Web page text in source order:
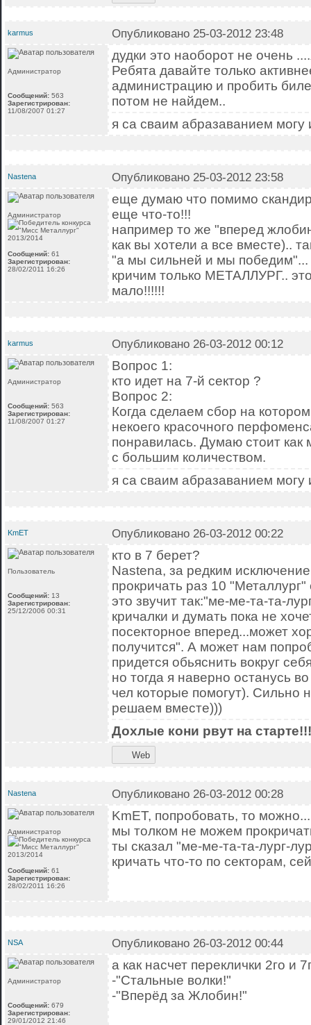
karmus Опубликовано 25-03-2012 23:48
Администратор
Сообщений: 563
Зарегистрирован:
11/08/2007 01:27
дудки это наоборот не очень
Ребята давайте только
администрацию и пробить
потом не найдем..
я са сваим абразаванием могу
Nastena Опубликовано 25-03-2012 23:58
Администратор
Сообщений: 61
Зарегистрирован:
28/02/2011 16:26
еще думаю что помимо
еще что-то!!!
например то же "вперед
как вы хотели а все вместе)..
"а мы сильней и мы
кричим только МЕТАЛЛУРГ..
мало!!!!!!
karmus Опубликовано 26-03-2012 00:12
Администратор
Сообщений: 563
Зарегистрирован:
11/08/2007 01:27
Вопрос 1:
кто идет на 7-й сектор ?
Вопрос 2:
Когда сделаем сбор на
некоего красочного
понравилась. Думаю стоит как
с большим количеством.
я са сваим абразаванием могу
KmET Опубликовано 26-03-2012 00:22
Пользователь
Сообщений: 13
Зарегистрирован:
25/12/2006 00:31
кто в 7 берет?
Nastena, за редким
прокричать раз 10
это звучит так:"ме-ме-та-та-
кричалки и думать пока не
посекторное вперед...может
получится". А может нам
придется обьяснить вокруг
но тогда я наверно останусь
чел которые помогут). Сильно
решаем вместе)))
Дохлые кони рвут на старте!!!
Web
Nastena Опубликовано 26-03-2012 00:28
Администратор
Сообщений: 61
Зарегистрирован:
28/02/2011 16:26
KmET, попробовать, то
мы толком не можем
ты сказал "ме-ме-та-та-лург-
кричать что-то по секторам,
NSA Опубликовано 26-03-2012 00:44
Администратор
Сообщений: 679
Зарегистрирован:
29/01/2012 21:46
а как насчет переклички 2го и
-"Стальные волки!"
-"Вперёд за Жлобин!"